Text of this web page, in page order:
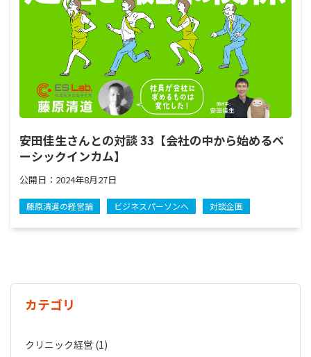
安田佳生さんとの対談 33【会社の中から始めるベ
ーシックインカム】
公開日： 2024年8月27日
藤原清道の経営論 ビジネスパーソンへ 対談企画
カテゴリ
クリニック経営 (1)